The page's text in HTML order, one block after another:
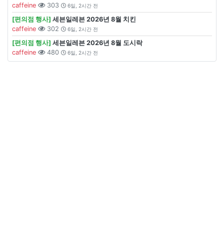
caffeine
303 6일, 2시간 전
[편의점 행사] 세븐일레븐 2026년 8월 치킨
caffeine
302 6일, 2시간 전
[편의점 행사] 세븐일레븐 2026년 8월 도시락
caffeine
480 6일, 2시간 전